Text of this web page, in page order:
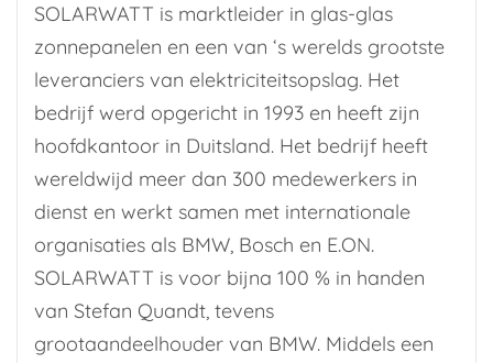
SOLARWATT is marktleider in glas-glas
zonnepanelen en een van ‘s werelds grootste
leveranciers van elektriciteitsopslag. Het
bedrijf werd opgericht in 1993 en heeft zijn
hoofdkantoor in Duitsland. Het bedrijf heeft
wereldwijd meer dan 300 medewerkers in
dienst en werkt samen met internationale
organisaties als BMW, Bosch en E.ON.
SOLARWATT is voor bijna 100 % in handen
van Stefan Quandt, tevens
grootaandeelhouder van BMW. Middels een